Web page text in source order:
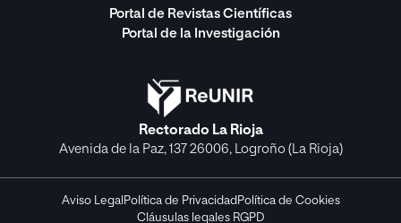
Portal de Revistas Científicas
Portal de la Investigación
Rectorado La Rioja
Avenida de la Paz, 137 26006, Logroño (La Rioja)
Aviso Legal Política de Privacidad Política de Cookies
Cláusulas legales RGPD